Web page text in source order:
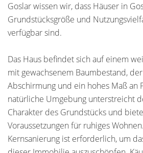
Goslar wissen wir, dass Häuser in
Grundstücksgröße und
verfügbar sind.
Das Haus befindet sich auf einem
mit gewachsenem Baumbestand,
Abschirmung und ein hohes Maß an
natürliche Umgebung unterstreicht
Charakter des Grundstücks und
Voraussetzungen für ruhiges
Kernsanierung ist erforderlich, um